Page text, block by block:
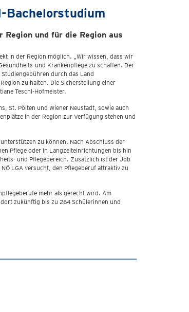
Bachelorstudium
und für die Region aus
in der Region möglich. „Wir wissen, dass wir
und Krankenpflege zu schaffen. Der
durch das Land
zu halten. Die Sicherstellung einer
Teschl-Hofmeister.
St. Pölten und Wiener Neustadt, sowie auch
in der Region zur Verfügung stehen und
zu können. Nach Abschluss der
Pflege oder in Langzeiteinrichtungen bis hin
und Pflegebereich. Zusätzlich ist der Job
LGA versucht, den Pflegeberuf attraktiv zu
mehr als gerecht wird. Am
zukünftig bis zu 264 Schülerinnen und